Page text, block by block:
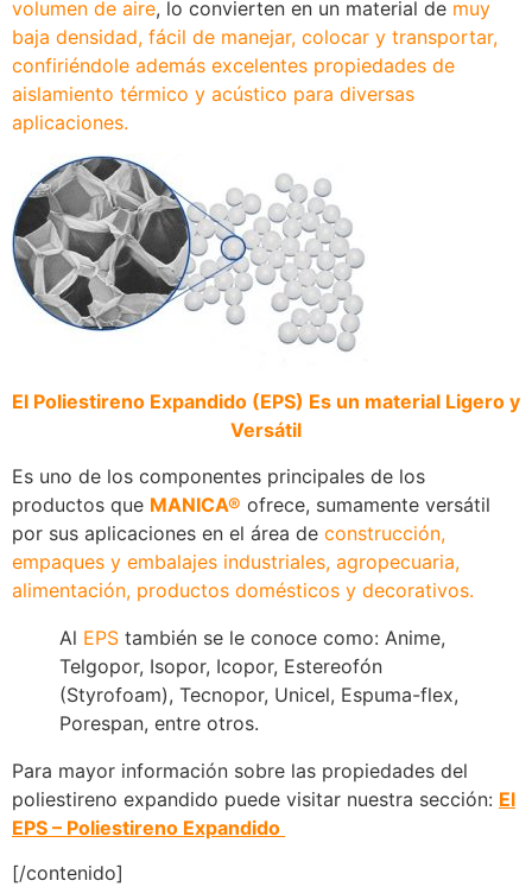
volumen de aire, lo convierten en un material de muy
baja densidad, fácil de manejar, colocar y transportar,
confiriéndole además excelentes propiedades de
aislamiento térmico y acústico para diversas
aplicaciones.
El Poliestireno Expandido (EPS) Es un material Ligero y
Versátil
Es uno de los componentes principales de los
productos que MANICA® ofrece, sumamente versátil
por sus aplicaciones en el área de construcción,
empaques y embalajes industriales, agropecuaria,
alimentación, productos domésticos y decorativos.
Al EPS también se le conoce como: Anime,
Telgopor, Isopor, Icopor, Estereofón
(Styrofoam), Tecnopor, Unicel, Espuma-flex,
Porespan, entre otros.
Para mayor información sobre las propiedades del
poliestireno expandido puede visitar nuestra sección: El
EPS – Poliestireno Expandido
[/contenido]